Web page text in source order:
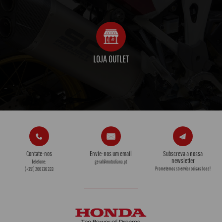
LOJA OUTLET
Contate-nos
Telefone:
(+351) 266 736 333
Envie-nos um email
geral@motodiana.pt
Subscreva a nossa
newsletter
Prometemos só enviar coisas boas!